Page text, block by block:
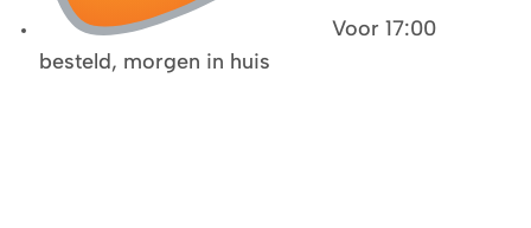
Voor 17:00
besteld, morgen in huis